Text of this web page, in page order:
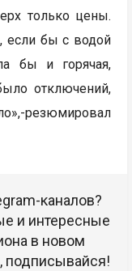
только цены.
если бы с водой
бы и горячая,
отключений,
резюмировал
каналов?
и интересные
в новом
подписывайся!